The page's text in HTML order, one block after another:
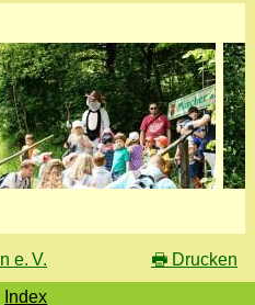
e. V. 🖶 Drucken
Index